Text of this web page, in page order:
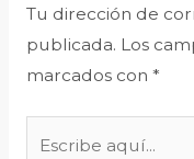
Tu dirección de
publicada. Los
marcados con *